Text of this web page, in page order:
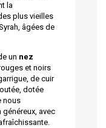
la
plus vieilles
âgées de
un nez
et noirs
de cuir
dotée
nous
avec